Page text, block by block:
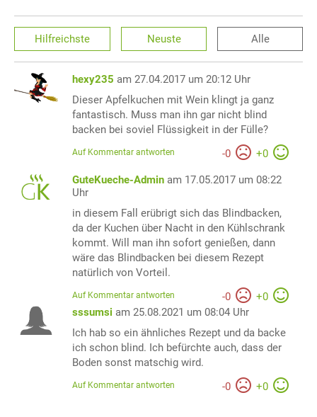
Hilfreichste Neuste Alle
hexy235 am 27.04.2017 um 20:12 Uhr
Dieser Apfelkuchen mit Wein klingt ja ganz
fantastisch. Muss man ihn gar nicht blind
backen bei soviel Flüssigkeit in der Fülle?
-0 +0
Auf Kommentar antworten
GuteKueche-Admin am 17.05.2017 um 08:22
Uhr
in diesem Fall erübrigt sich das Blindbacken,
da der Kuchen über Nacht in den Kühlschrank
kommt. Will man ihn sofort genießen, dann
wäre das Blindbacken bei diesem Rezept
natürlich von Vorteil.
-0 +0
Auf Kommentar antworten
sssumsi am 25.08.2021 um 08:04 Uhr
Ich hab so ein ähnliches Rezept und da backe
ich schon blind. Ich befürchte auch, dass der
Boden sonst matschig wird.
-0 +0
Auf Kommentar antworten